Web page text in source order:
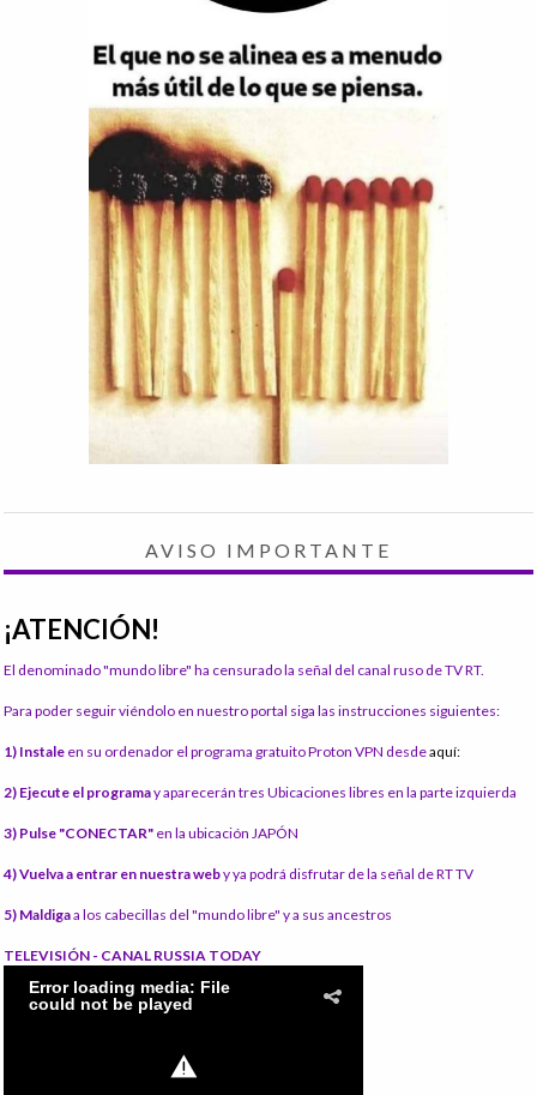
AVISO IMPORTANTE
¡ATENCIÓN!
El denominado "mundo libre" ha censurado la señal del canal ruso de TV RT.
Para poder seguir viéndolo en nuestro portal siga las instrucciones siguientes:
1) Instale en su ordenador el programa gratuito Proton VPN desdeaquí:
2) Ejecute el programay aparecerán tres Ubicaciones libres en la parte izquierda
3) Pulse "CONECTAR" en la ubicación JAPÓN
4) Vuelva a entrar en nuestra weby ya podrá disfrutar de la señal de RT TV
5) Maldigaa los cabecillas del "mundo libre" y a sus ancestros
TELEVISIÓN - CANAL RUSSIA TODAY